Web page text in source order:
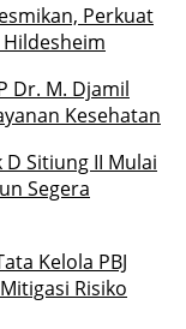
Perkuat
Dr. M. Djamil
Kesehatan
D Sitiung II Mulai
Segera
Kelola PBJ
Risiko